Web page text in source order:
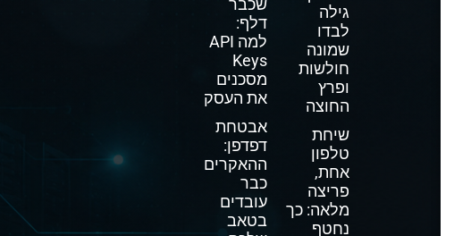
גילה
לבדו
שמונה
חולשות
ופרץ
החוצה
שיחת
טלפון
אחת,
פריצה
מלאה: כך
נחטף
דלף:
למה API
Keys
מסכנים
את העסק
אבטחת
דפדפן:
ההאקרים
כבר
עובדים
בטאב